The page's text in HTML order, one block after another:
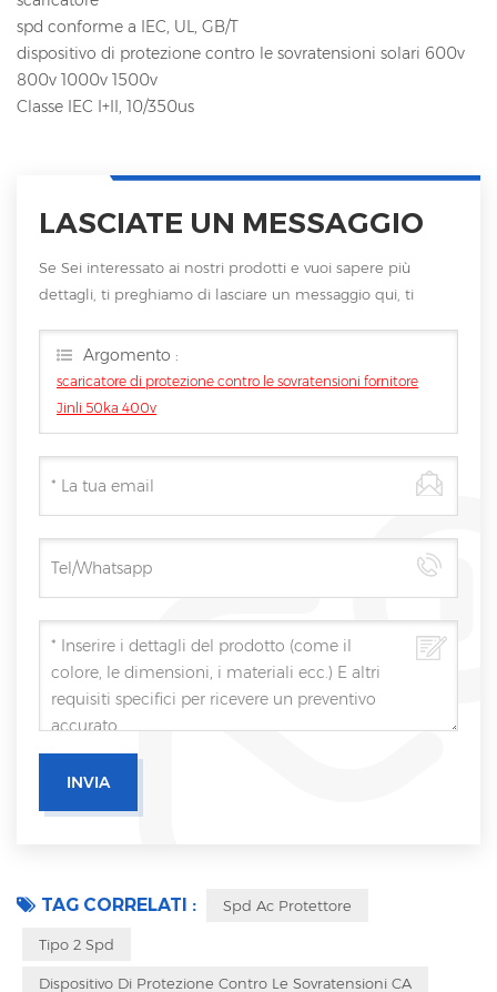
spd conforme a IEC, UL, GB/T
dispositivo di protezione contro le sovratensioni solari 600v
800v 1000v 1500v
Classe IEC I+II, 10/350us
LASCIATE UN MESSAGGIO
Se Sei interessato ai nostri prodotti e vuoi sapere più
dettagli, ti preghiamo di lasciare un messaggio qui, ti
Argomento :
scaricatore di protezione contro le sovratensioni fornitore
Jinli 50ka 400v
TAG CORRELATI : Spd Ac Protettore
Tipo 2 Spd
Dispositivo Di Protezione Contro Le Sovratensioni CA